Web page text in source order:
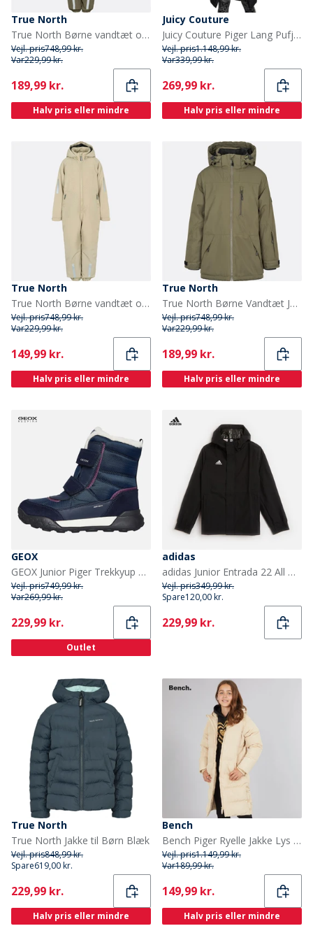
True North
True North Børne vandtæt overall Oxford snefrakke tarmac
Vejl. pris748,99 kr.
Var229,99 kr.
Current
189,99 kr.
Halv pris eller mindre
Juicy Couture
Juicy Couture Piger Lang Pufjakke Sort
Vejl. pris1.148,99 kr.
Var339,99 kr.
Current
269,99 kr.
Halv pris eller mindre
True North
True North Børne vandtæt overall Oxford sne dragt sand
Vejl. pris748,99 kr.
Var229,99 kr.
Current
149,99 kr.
Halv pris eller mindre
True North
True North Børne Vandtæt Jakke Tarmac
Vejl. pris748,99 kr.
Var229,99 kr.
Current
189,99 kr.
Halv pris eller mindre
GEOX
GEOX Junior Piger Trekkyup Dobbelt Rem Pelsforet Støvler Marineblå/Lilla
Vejl. pris749,99 kr.
Var269,99 kr.
Current
229,99 kr.
Outlet
adidas
adidas Junior Entrada 22 All Weather Jakke Sort
Vejl. pris349,99 kr.
Spare120,00 kr.
Current
229,99 kr.
True North
True North Jakke til Børn Blæk
Vejl. pris848,99 kr.
Spare619,00 kr.
Current
229,99 kr.
Halv pris eller mindre
Bench
Bench Piger Ryelle Jakke Lys Beige
Vejl. pris1.149,99 kr.
Var189,99 kr.
Current
149,99 kr.
Halv pris eller mindre